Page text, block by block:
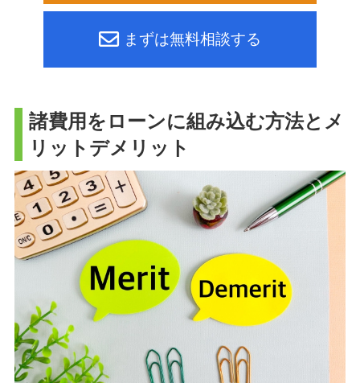
まずは無料相談する
諸費用をローンに組み込む方法とメ
リットデメリット